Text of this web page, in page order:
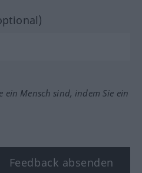
ein Mensch sind, indem Sie ein
Feedback absenden